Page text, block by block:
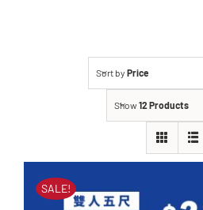
Sort by Price
Show12 Products
SALE!